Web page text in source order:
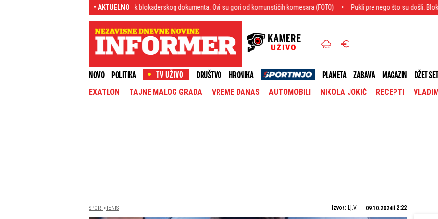
• AKTUELNO
Došli smo do šok blokaderskog dokumenta: Ovi su gori od komunstičih komesara (FOTO) Pukli pre nego što su došli: Blokaderi
NOVO POLITIKA DRUŠTVO HRONIKA PLANETA ZABAVA MAGAZIN DŽET SET
EXATLON TAJNE MALOG GRADA VREME DANAS AUTOMOBILI NIKOLA JOKIĆ RECEPTI
SPORT TENIS Izvor: Lj.V. 09.10.2024 12:22